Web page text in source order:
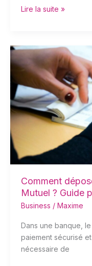
Lire la suite »
Comment
Mutuel ? Guide
Business / Maxime
Dans une banque,
paiement sécurisé
nécessaire de
Comment
déposer
un
chèque
au
Crédit
Mutuel
pas
pas